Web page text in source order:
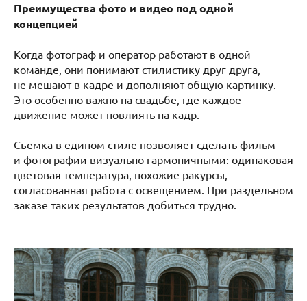
Преимущества фото и видео под одной
концепцией
Когда фотограф и оператор работают в одной
команде, они понимают стилистику друг друга,
не мешают в кадре и дополняют общую картинку.
Это особенно важно на свадьбе, где каждое
движение может повлиять на кадр.
Съемка в едином стиле позволяет сделать фильм
и фотографии визуально гармоничными: одинаковая
цветовая температура, похожие ракурсы,
согласованная работа с освещением. При раздельном
заказе таких результатов добиться трудно.